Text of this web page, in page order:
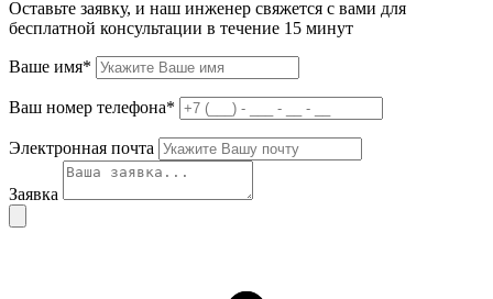
Оставьте заявку, и наш инженер свяжется с вами для
бесплатной консультации в течение 15 минут
Ваше имя*
Ваш номер телефона*
Электронная почта
Заявка